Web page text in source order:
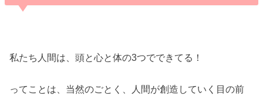
私たち人間は、頭と心と体の3つでできてる！
ってことは、当然のごとく、人間が創造していく目の前